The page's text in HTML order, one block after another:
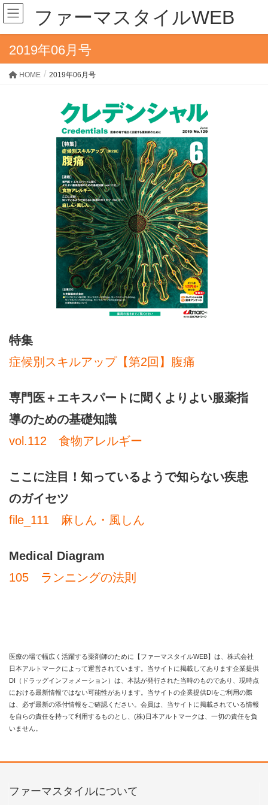
ファーマスタイルWEB
2019年06月号
HOME 2019年06月号
特集
症候別スキルアップ【第2回】腹痛
専門医＋エキスパートに聞くよりよい服薬指
導のための基礎知識
vol.112 食物アレルギー
ここに注目！知っているようで知らない疾患
のガイセツ
file_111 麻しん・風しん
Medical Diagram
105 ランニングの法則
医療の場で幅広く活躍する薬剤師のために【ファーマスタイルWEB】は、株式会社
日本アルトマークによって運営されています。当サイトに掲載してあります企業提供
DI（ドラッグインフォメーション）は、本誌が発行された当時のものであり、現時点
における最新情報ではない可能性があります。当サイトの企業提供DIをご利用の際
は、必ず最新の添付情報をご確認ください。会員は、当サイトに掲載されている情報
を自らの責任を持って利用するものとし、(株)日本アルトマークは、一切の責任を負
いません。
ファーマスタイルについて